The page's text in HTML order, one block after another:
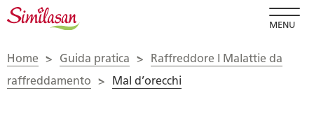
MENU
Home > Guida pratica >
Raffreddore I Malattie da
raffreddamento > Mal d’orecchi